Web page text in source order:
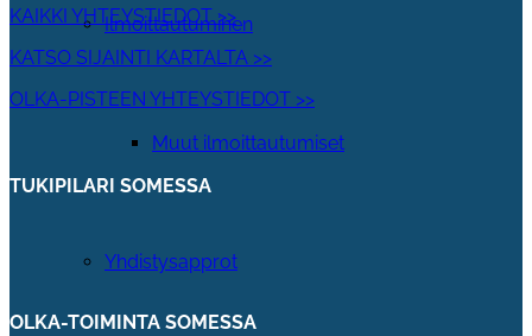
Ilmoittautuminen
Muut ilmoittautumiset
Yhdistysapprot
KAIKKI YHTEYSTIEDOT >>
KATSO SIJAINTI KARTALTA >>
OLKA-PISTEEN YHTEYSTIEDOT >>
TUKIPILARI SOMESSA
OLKA-TOIMINTA SOMESSA